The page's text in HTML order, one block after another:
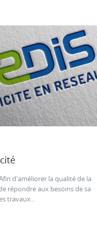
Afin d'améliorer la qualité de la
répondre aux besoins de sa
travaux...